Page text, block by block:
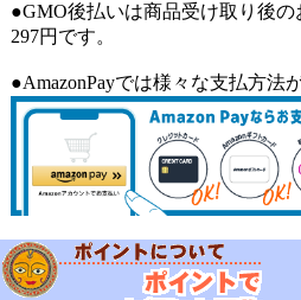
●GMO後払いは商品受け取り後
297円です。
●AmazonPayでは様々な支払方法